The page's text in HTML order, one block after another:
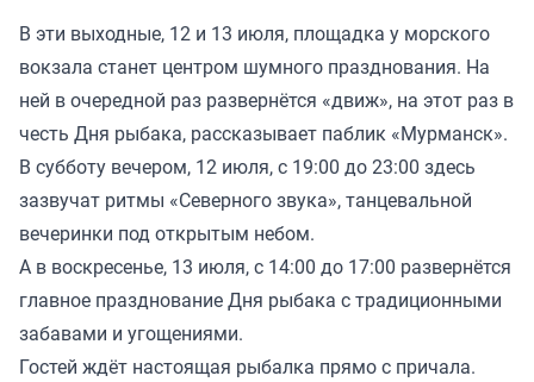
В эти выходные, 12 и 13 июля, площадка у морского
вокзала станет центром шумного празднования. На
ней в очередной раз развернётся «движ», на этот раз в
честь Дня рыбака, рассказывает паблик «Мурманск».
В субботу вечером, 12 июля, с 19:00 до 23:00 здесь
зазвучат ритмы «Северного звука», танцевальной
вечеринки под открытым небом.
А в воскресенье, 13 июля, с 14:00 до 17:00 развернётся
главное празднование Дня рыбака с традиционными
забавами и угощениями.
Гостей ждёт настоящая рыбалка прямо с причала.